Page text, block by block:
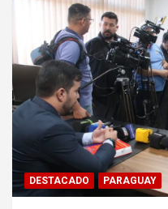
DESTACADO PARAGUAY